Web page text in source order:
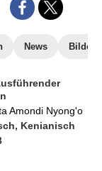
News Bilder
Amondi Nyong'o
Kenianisch